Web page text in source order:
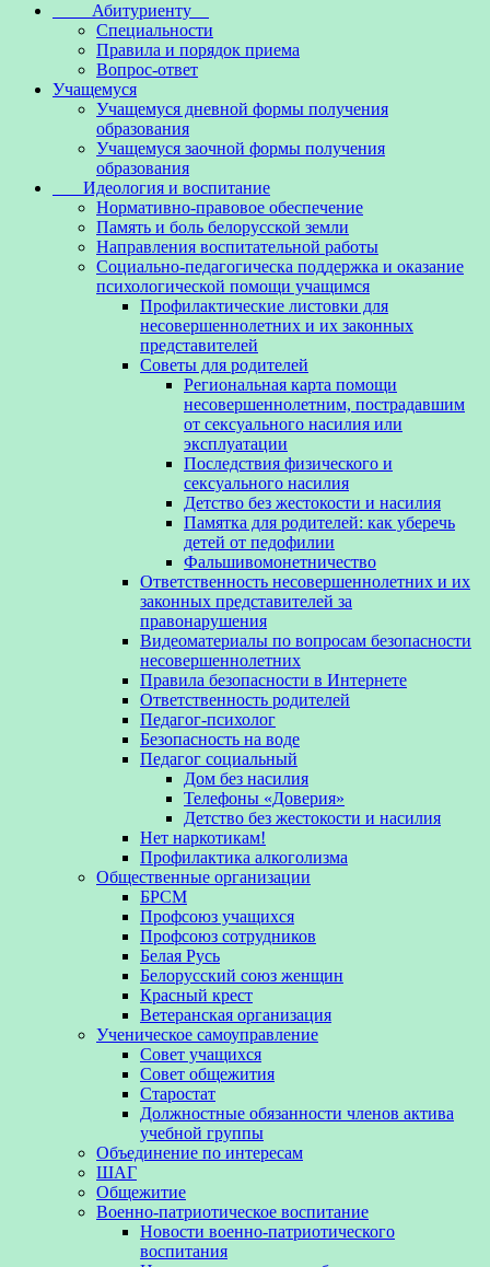
Абитуриенту
Специальности
Правила и порядок приема
Вопрос-ответ
Учащемуся
Учащемуся дневной формы получения
образования
Учащемуся заочной формы получения
образования
Идеология и воспитание
Нормативно-правовое обеспечение
Память и боль белорусской земли
Направления воспитательной работы
Социально-педагогическа поддержка и оказание
психологической помощи учащимся
Профилактические листовки для
несовершеннолетних и их законных
представителей
Советы для родителей
Региональная карта помощи
несовершеннолетним, пострадавшим
от сексуального насилия или
эксплуатации
Последствия физического и
сексуального насилия
Детство без жестокости и насилия
Памятка для родителей: как уберечь
детей от педофилии
Фальшивомонетничество
Ответственность несовершеннолетних и их
законных представителей за
правонарушения
Видеоматериалы по вопросам безопасности
несовершеннолетних
Правила безопасности в Интернете
Ответственность родителей
Педагог-психолог
Безопасность на воде
Педагог социальный
Дом без насилия
Телефоны «Доверия»
Детство без жестокости и насилия
Нет наркотикам!
Профилактика алкоголизма
Общественные организации
БРСМ
Профсоюз учащихся
Профсоюз сотрудников
Белая Русь
Белорусский союз женщин
Красный крест
Ветеранская организация
Ученическое самоуправление
Совет учащихся
Совет общежития
Старостат
Должностные обязанности членов актива
учебной группы
Объединение по интересам
ШАГ
Общежитие
Военно-патриотическое воспитание
Новости военно-патриотического
воспитания